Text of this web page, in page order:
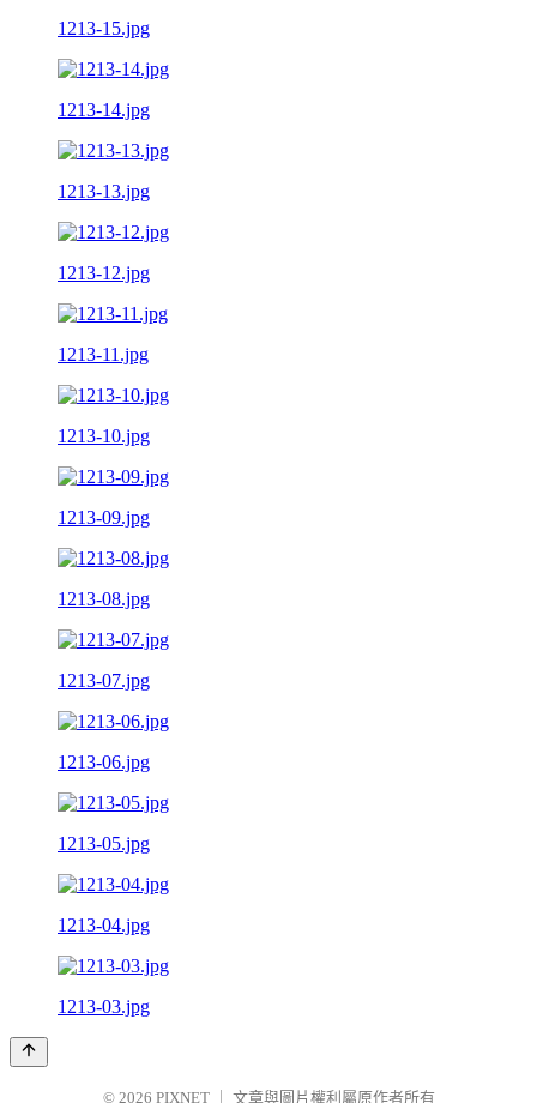
1213-15.jpg
1213-14.jpg
1213-13.jpg
1213-12.jpg
1213-11.jpg
1213-10.jpg
1213-09.jpg
1213-08.jpg
1213-07.jpg
1213-06.jpg
1213-05.jpg
1213-04.jpg
1213-03.jpg
© 2026 PIXNET 文章與圖片權利屬原作者所有